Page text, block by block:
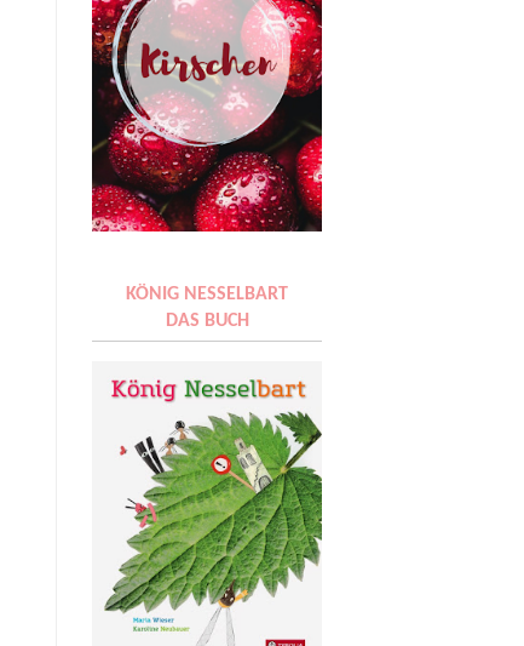
KÖNIG NESSELBART
DAS BUCH